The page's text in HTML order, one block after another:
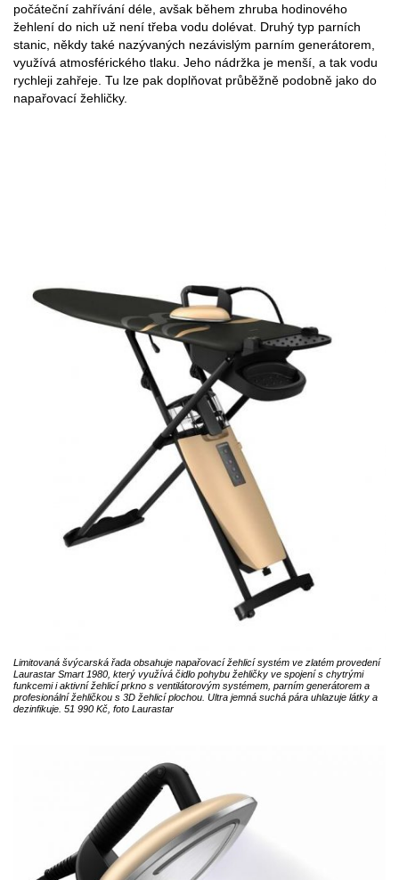
počáteční zahřívání déle, avšak během zhruba hodinového
žehlení do nich už není třeba vodu dolévat. Druhý typ parních
stanic, někdy také nazývaných nezávislým parním generátorem,
využívá atmosférického tlaku. Jeho nádržka je menší, a tak vodu
rychleji zahřeje. Tu lze pak doplňovat průběžně podobně jako do
napařovací žehličky.
Limitovaná švýcarská řada obsahuje napařovací žehlicí systém ve zlatém provedení
Laurastar Smart 1980, který využívá čidlo pohybu žehličky ve spojení s chytrými
funkcemi i aktivní žehlicí prkno s ventilátorovým systémem, parním generátorem a
profesionální žehličkou s 3D žehlicí plochou. Ultra jemná suchá pára uhlazuje látky a
dezinfikuje. 51 990 Kč, foto Laurastar